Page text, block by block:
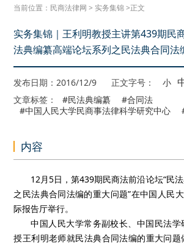
当前位置： 民商法律网 >实务集锦>正文
实务集锦｜王利明教授主讲第439期民
法典编纂高端论坛系列之民法典合同法
发布日期：2016/12/9 正文字号： 小
文章标签： #民法典编纂
#合同法
#中国人民大学民商事法律科学研究中心
内容
12月5日，第439期民商法前沿论坛“民
之民法典合同法编的重大问题”在中国人民
际报告厅举行。
中国人民大学常务副校长、中国民法
授王利明老师就民法典合同法编的重大问